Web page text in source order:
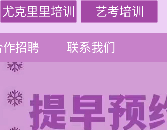
尤克里里培训 艺考培训
作招聘 联系我们